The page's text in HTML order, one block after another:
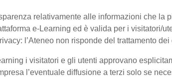
relativamente alle informazioni che la
e-Learning ed è valida per i visitatori/
l’Ateneo non risponde del trattamento dei
i visitatori e gli utenti approvano
l’eventuale diffusione a terzi solo se